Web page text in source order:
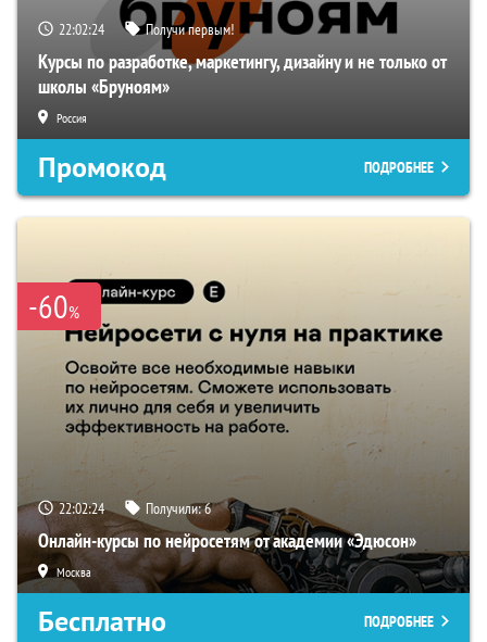
22:02:23 Получи первым!
Курсы по разработке, маркетингу, дизайну и не только от
школы «Бруноям»
Россия
Промокод ПОДРОБНЕЕ
-60%
22:02:23 Получили:6
Онлайн-курсы по нейросетям от академии «Эдюсон»
Москва
Бесплатно ПОДРОБНЕЕ